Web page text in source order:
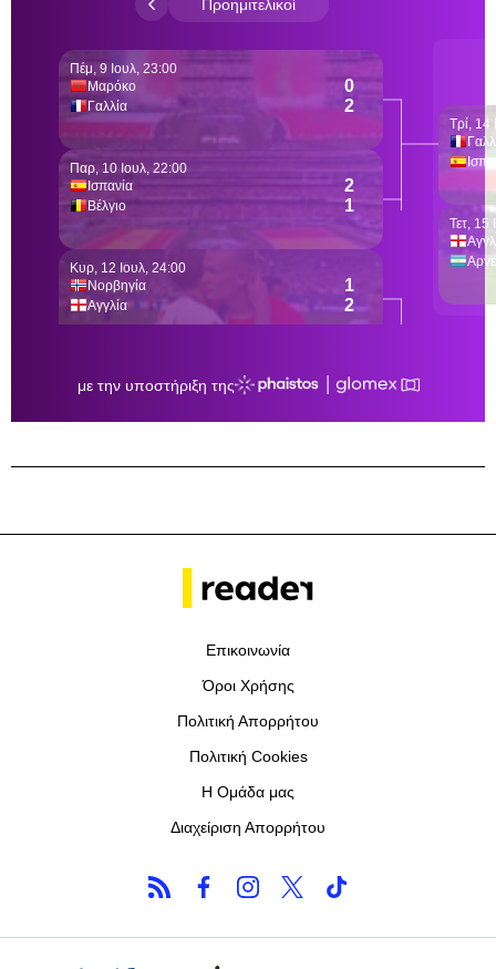
Επικοινωνία
Όροι Χρήσης
Πολιτική Απορρήτου
Πολιτική Cookies
Η Ομάδα μας
Διαχείριση Απορρήτου